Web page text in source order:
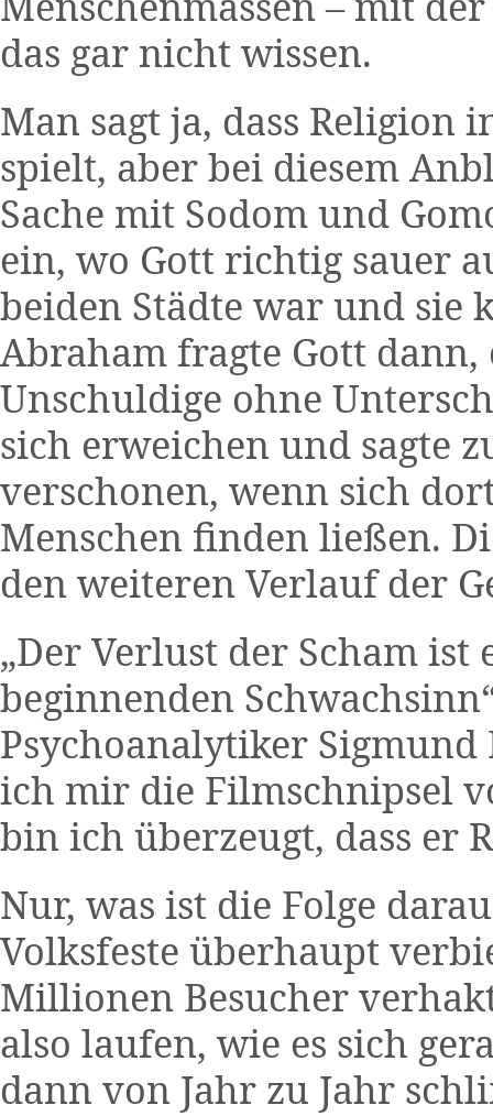
das gar nicht wissen.
Man sagt ja, dass Religion
spielt, aber bei diesem
Sache mit Sodom und
ein, wo Gott richtig sauer
beiden Städte war und
Abraham fragte Gott
Unschuldige ohne
sich erweichen und sagte
verschonen, wenn sich
Menschen finden ließen.
den weiteren Verlauf der
„Der Verlust der Scham
beginnenden
Psychoanalytiker
ich mir die Filmschnipsel
bin ich überzeugt, dass er
Nur, was ist die Folge
Volksfeste überhaupt
Millionen Besucher
also laufen, wie es sich
dann von Jahr zu Jahr